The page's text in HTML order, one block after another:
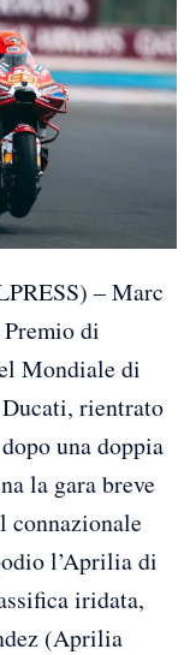
– Marc
di
Mondiale di
rientrato
una doppia
la gara breve
connazionale
l’Aprilia di
iridata,
(Aprilia